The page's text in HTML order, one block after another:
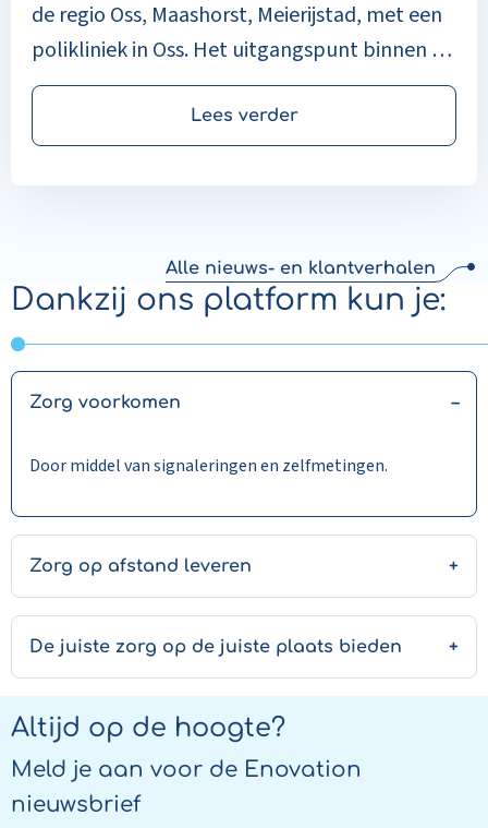
de regio Oss, Maashorst, Meierijstad, met een
polikliniek in Oss. Het uitgangspunt binnen de
organisatie is dat de regie bij de patiënt ligt:
zorgprofessionals richten hun werk zo in dat
patiënten zoveel mogelijk zelf de regie
houden over hun behandeling.
Lees verder
Alle nieuws- en klantverhalen
Dankzij ons platform kun je:
Zorg voorkomen
Door middel van signaleringen en zelfmetingen.
Zorg op afstand leveren
De juiste zorg op de juiste plaats bieden
Altijd op de hoogte?
Meld je aan voor de Enovation
nieuwsbrief